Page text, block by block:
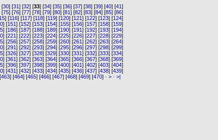
[30] [31] [32] [33] [34] [35] [36] [37] [38] [39] [40] [41]
[75] [76] [77] [78] [79] [80] [81] [82] [83] [84] [85] [86]
] [116] [117] [118] [119] [120] [121] [122] [123] [124]
] [151] [152] [153] [154] [155] [156] [157] [158] [159]
] [186] [187] [188] [189] [190] [191] [192] [193] [194]
] [221] [222] [223] [224] [225] [226] [227] [228] [229]
] [256] [257] [258] [259] [260] [261] [262] [263] [264]
] [291] [292] [293] [294] [295] [296] [297] [298] [299]
] [326] [327] [328] [329] [330] [331] [332] [333] [334]
] [361] [362] [363] [364] [365] [366] [367] [368] [369]
] [396] [397] [398] [399] [400] [401] [402] [403] [404]
] [431] [432] [433] [434] [435] [436] [437] [438] [439]
463] [464] [465] [466] [467] [468] [469] [470] · >· >|